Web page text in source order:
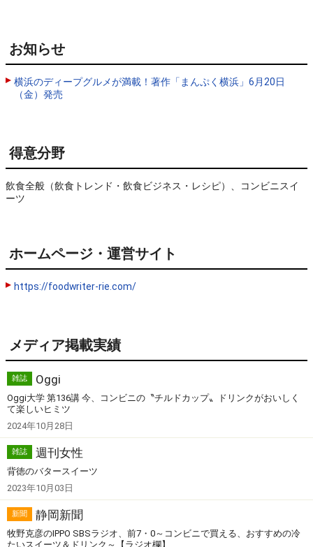
お知らせ
横浜のディープグルメが満載！著作「まんぷく横浜」6月20日
（金）発売
得意分野
飲食全般（飲食トレンド・飲食ビジネス・レシピ）、コンビニスイ
ーツ
ホームページ・運営サイト
https://foodwriter-rie.com/
メディア掲載実績
雑誌 Oggi
Oggi大学 第136講 今、コンビニの〝チルドカップ〟ドリンクがおいしく
て楽しいヒミツ
2024年10月28日
雑誌 週刊女性
背徳のバタースイーツ
2023年10月03日
新聞 静岡新聞
牧野克彦のIPPO SBSラジオ、前7・0～コンビニで買える、おすすめの冷
たいスイーツ＆ドリンク～【ラジオ欄】